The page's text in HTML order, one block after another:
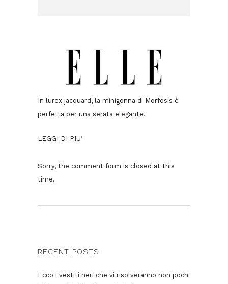
In lurex jacquard, la minigonna di Morfosis è
perfetta per una serata elegante.
LEGGI DI PIU’
Sorry, the comment form is closed at this
time.
RECENT POSTS
Ecco i vestiti neri che vi risolveranno non pochi